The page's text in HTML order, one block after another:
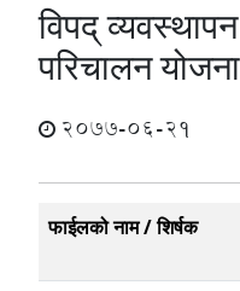
विपद्
परिचालन
2077-06-21
फाईलको नाम / शिर्षक